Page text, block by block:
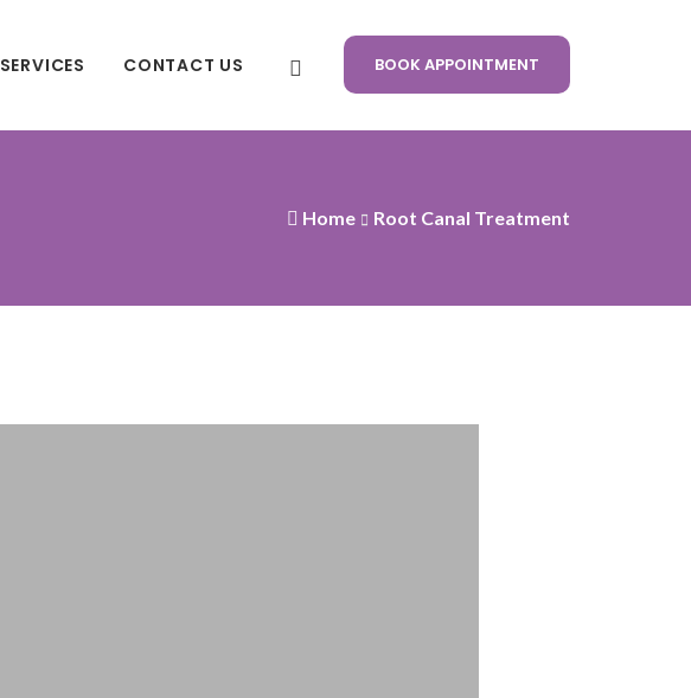
SERVICES CONTACT US BOOK APPOINTMENT
Home Root Canal Treatment